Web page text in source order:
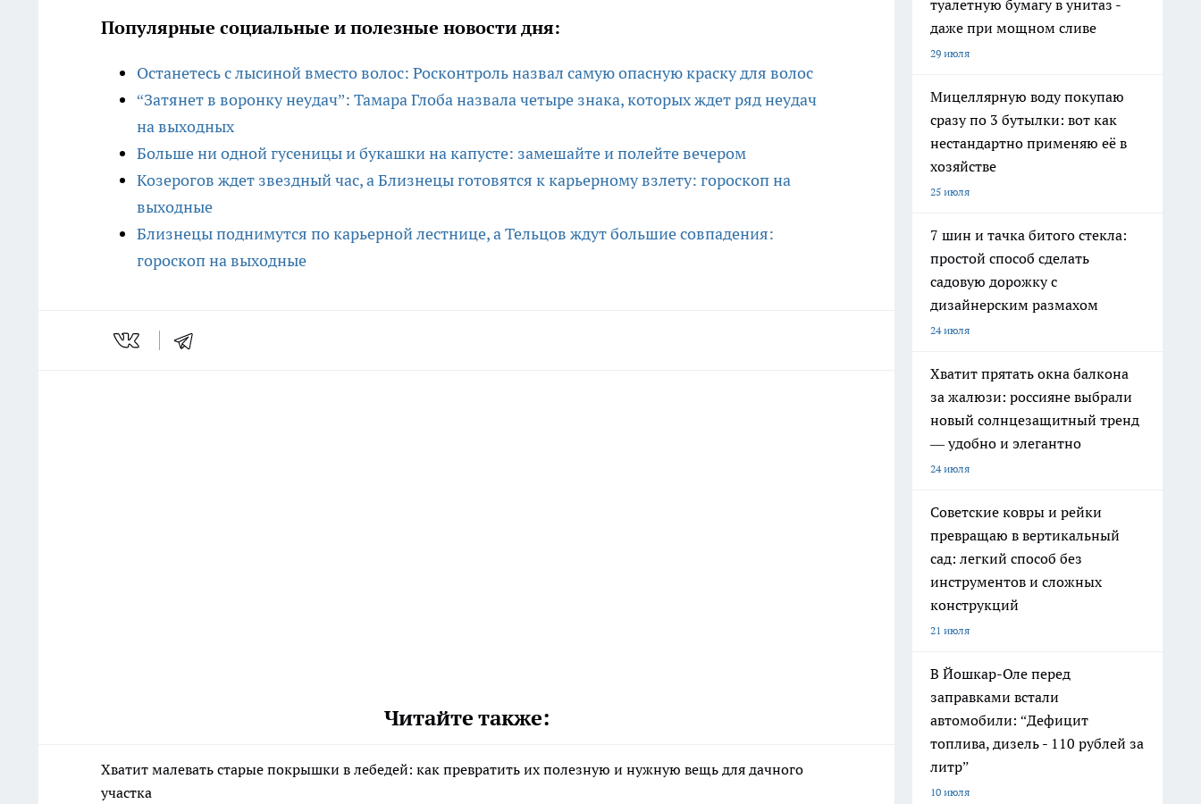
Популярные социальные и полезные новости дня:
Останетесь с лысиной вместо волос: Росконтроль назвал самую опасную краску для волос
“Затянет в воронку неудач”: Тамара Глоба назвала четыре знака, которых ждет ряд неудач
на выходных
Больше ни одной гусеницы и букашки на капусте: замешайте и полейте вечером
Козерогов ждет звездный час, а Близнецы готовятся к карьерному взлету: гороскоп на
выходные
Близнецы поднимутся по карьерной лестнице, а Тельцов ждут большие совпадения:
гороскоп на выходные
Читайте также:
Хватит малевать старые покрышки в лебедей: как превратить их полезную и нужную вещь для дачного
участка
туалетную бумагу в унитаз -
даже при мощном сливе
29 июля
Мицеллярную воду покупаю
сразу по 3 бутылки: вот как
нестандартно применяю её в
хозяйстве
25 июля
7 шин и тачка битого стекла:
простой способ сделать
садовую дорожку с
дизайнерским размахом
24 июля
Хватит прятать окна балкона
за жалюзи: россияне выбрали
новый солнцезащитный тренд
— удобно и элегантно
24 июля
Советские ковры и рейки
превращаю в вертикальный
сад: легкий способ без
инструментов и сложных
конструкций
21 июля
В Йошкар-Оле перед
заправками встали
автомобили: “Дефицит
топлива, дизель - 110 рублей за
литр”
10 июля